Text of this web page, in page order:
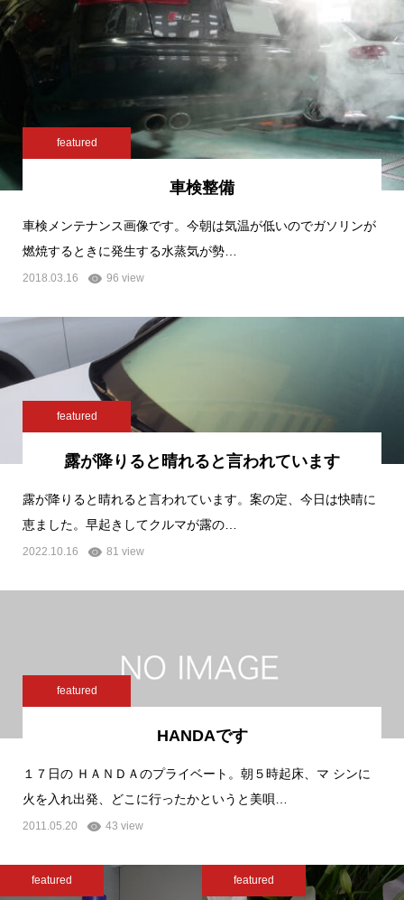
featured
車検整備
車検メンテナンス画像です。今朝は気温が低いのでガソリンが
燃焼するときに発生する水蒸気が勢…
2018.03.16 96 view
featured
露が降りると晴れると言われています
露が降りると晴れると言われています。案の定、今日は快晴に
恵ました。早起きしてクルマが露の…
2022.10.16 81 view
featured
HANDAです
１７日の ＨＡＮＤＡのプライベート。朝５時起床、マ シンに
火を入れ出発、どこに行ったかというと美唄…
2011.05.20 43 view
featured featured